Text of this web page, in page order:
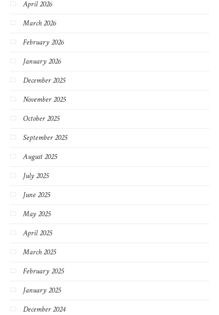
April 2026
March 2026
February 2026
January 2026
December 2025
November 2025
October 2025
September 2025
August 2025
July 2025
June 2025
May 2025
April 2025
March 2025
February 2025
January 2025
December 2024